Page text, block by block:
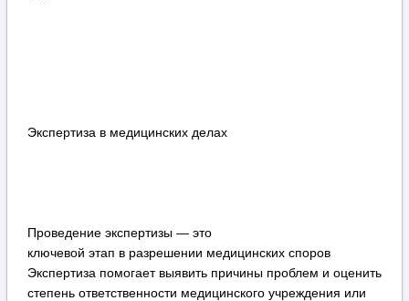
Экспертиза в медицинских делах
Проведение экспертизы — это
ключевой этап в разрешении медицинских споров
Экспертиза помогает выявить причины проблем и оценить
степень ответственности медицинского учреждения или